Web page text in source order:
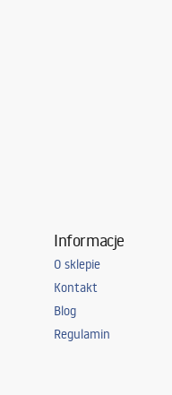
Informacje
O sklepie
Kontakt
Blog
Regulamin